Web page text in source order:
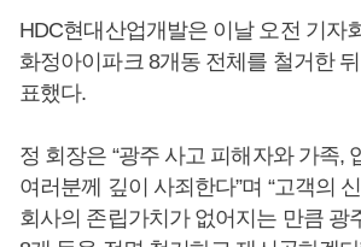
HDC현대산업개발은 이날 오전 기자
화정아이파크 8개동 전체를 철거한
표했다.
정 회장은 “광주 사고 피해자와 가족,
여러분께 깊이 사죄한다”며 “고객의
회사의 존립가치가 없어지는 만큼 광